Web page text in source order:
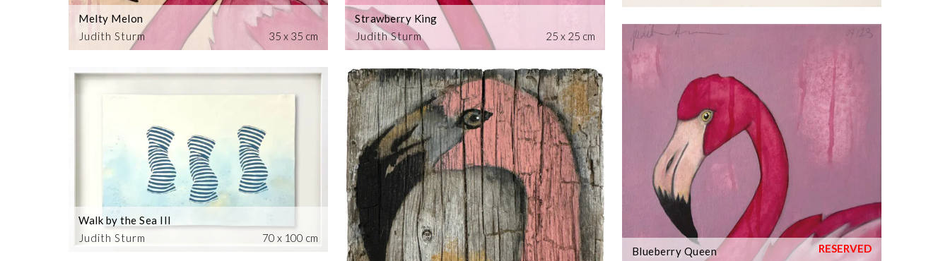
Judith Sturm
Melty Melon
35 x 35 cm
Judith Sturm
Walk by the Sea III
70 x 100 cm
Judith Sturm
Strawberry King
25 x 25 cm
Blueberry Queen